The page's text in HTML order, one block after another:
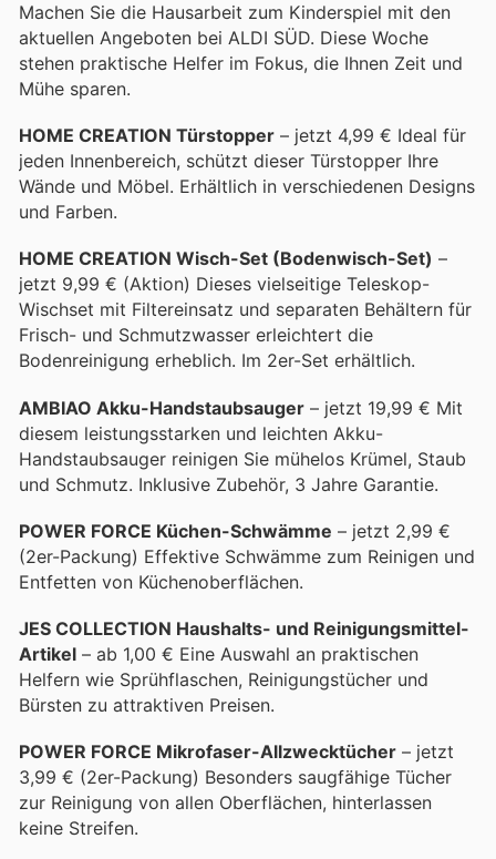
Machen Sie die Hausarbeit zum Kinderspiel mit den
aktuellen Angeboten bei ALDI SÜD. Diese Woche
stehen praktische Helfer im Fokus, die Ihnen Zeit und
Mühe sparen.
HOME CREATION Türstopper – jetzt 4,99 € Ideal für
jeden Innenbereich, schützt dieser Türstopper Ihre
Wände und Möbel. Erhältlich in verschiedenen Designs
und Farben.
HOME CREATION Wisch-Set (Bodenwisch-Set) –
jetzt 9,99 € (Aktion) Dieses vielseitige Teleskop-
Wischset mit Filtereinsatz und separaten Behältern für
Frisch- und Schmutzwasser erleichtert die
Bodenreinigung erheblich. Im 2er-Set erhältlich.
AMBIAO Akku-Handstaubsauger – jetzt 19,99 € Mit
diesem leistungsstarken und leichten Akku-
Handstaubsauger reinigen Sie mühelos Krümel, Staub
und Schmutz. Inklusive Zubehör, 3 Jahre Garantie.
POWER FORCE Küchen-Schwämme – jetzt 2,99 €
(2er-Packung) Effektive Schwämme zum Reinigen und
Entfetten von Küchenoberflächen.
JES COLLECTION Haushalts- und Reinigungsmittel-
Artikel – ab 1,00 € Eine Auswahl an praktischen
Helfern wie Sprühflaschen, Reinigungstücher und
Bürsten zu attraktiven Preisen.
POWER FORCE Mikrofaser-Allzwecktücher – jetzt
3,99 € (2er-Packung) Besonders saugfähige Tücher
zur Reinigung von allen Oberflächen, hinterlassen
keine Streifen.